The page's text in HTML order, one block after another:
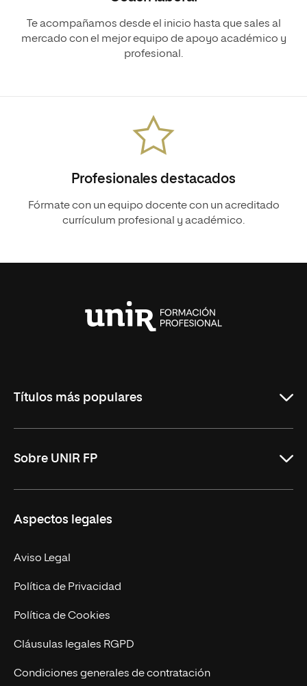
Te acompañamos desde el inicio hasta que sales al
mercado con el mejor equipo de apoyo académico y
profesional.
Profesionales destacados
Fórmate con un equipo docente con un acreditado
currículum profesional y académico.
Títulos más populares
DAM Online
Administración y Finanzas Online
Marketing y Publicidad Online
Sobre UNIR FP
Revista UNIR FP
Grados superiores
Becas para Formación Profesional
Aspectos legales
Aviso Legal
Política de Privacidad
Política de Cookies
Cláusulas legales RGPD
Condiciones generales de contratación